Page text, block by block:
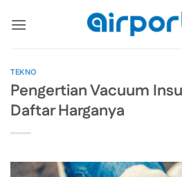
TEKNO
Pengertian Vacuum
Daftar Harganya